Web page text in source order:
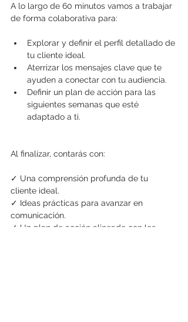
A lo largo de 60 minutos vamos a trabajar
de forma colaborativa para:
Explorar y definir el perfil detallado de
tu cliente ideal.
Aterrizar los mensajes clave que te
ayuden a conectar con tu audiencia.
Definir un plan de acción para las
siguientes semanas que esté
adaptado a ti.
Al finalizar, contarás con:
✓ Una comprensión profunda de tu
cliente ideal.
✓ Ideas prácticas para avanzar en
comunicación.
✓ Un plan de acción alineado con los